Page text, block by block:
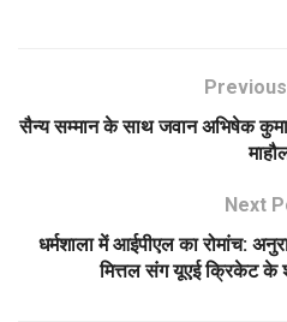
सैन्य सम्मान के साथ जवान अभिषेक
Next
धर्मशाला में आईपीएल का रोमांच:
मित्तल संग यूएई क्रिकेट के